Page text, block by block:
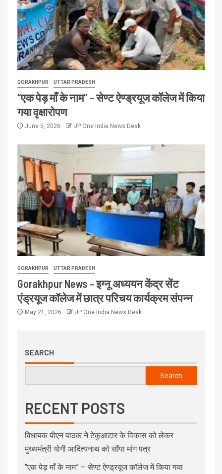
GORAKHPUR UTTAR PRADESH
“एक पेड़ माँ के नाम” – सेण्ट ऐण्ड्रयूज कॉलेज में किया
गया वृक्षारोपण
June 5, 2026 UP One India News Desk
GORAKHPUR UTTAR PRADESH
Gorakhpur News – इग्नू अध्ययन केंद्र सेंट
एंड्रयूज कॉलेज में छात्र परिचय कार्यक्रम संपन्न
May 21, 2026 UP One India News Desk
SEARCH
Search
RECENT POSTS
विधायक पीएन पाठक ने टेकुआटार के विकास को लेकर
मुख्यमंत्री योगी आदित्यनाथ को सौंपा मांग पत्र
“एक पेड़ माँ के नाम” – सेण्ट ऐण्ड्रयूज कॉलेज में किया गया